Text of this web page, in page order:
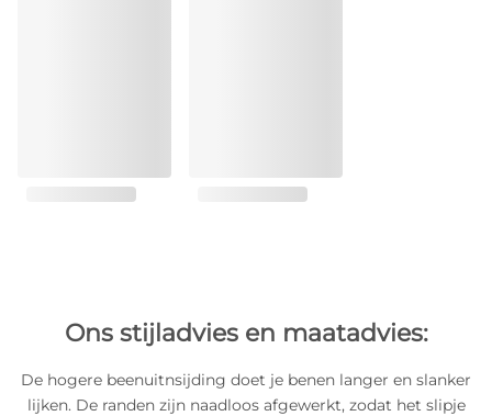
Ons stijladvies en maatadvies:
De hogere beenuitnsijding doet je benen langer en slanker
lijken. De randen zijn naadloos afgewerkt, zodat het slipje